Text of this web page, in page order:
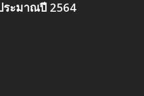
ระมาณปี 2564